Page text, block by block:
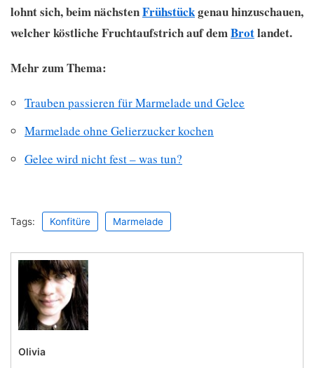
lohnt sich, beim nächstenFrühstückgenau hinzuschauen,
welcher köstliche Fruchtaufstrich auf demBrotlandet.
Mehr zum Thema:
Trauben passieren für Marmelade und Gelee
Marmelade ohne Gelierzucker kochen
Gelee wird nicht fest – was tun?
Tags: Konfitüre Marmelade
Olivia